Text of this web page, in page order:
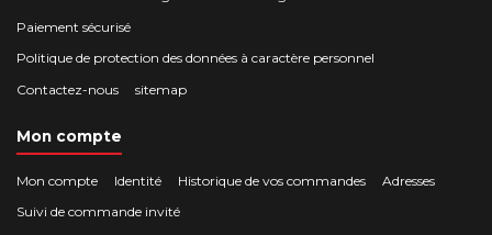
Paiement sécurisé
Politique de protection des données à caractère personnel
Contactez-nous
sitemap
Mon compte
Mon compte Identité Historique de vos commandes
Adresses
Suivi de commande invité